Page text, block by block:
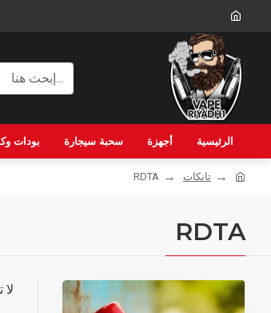
الرئيسية أجهزة سحبة سيجارة بودات
تانكات RDTA
RDTA